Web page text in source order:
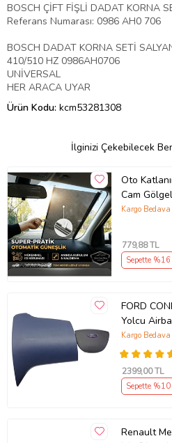
BOSCH ÇİFT FİŞLİ DADAT KORNA
Referans Numarası: 0986 AH0 706
BOSCH DADAT KORNA SETİ
410/510 HZ 0986AH0706
UNİVERSAL
HER ARACA UYAR
Ürün Kodu: kcm53281308
İlginizi Çekebilecek
Oto
Cam
Sürgülü
Kargo Bedava
779,88 TL
Sepette
FORD
Yolcu
2014) İthal
Kargo Bedava
2399,00 TL
Sepette
Renault